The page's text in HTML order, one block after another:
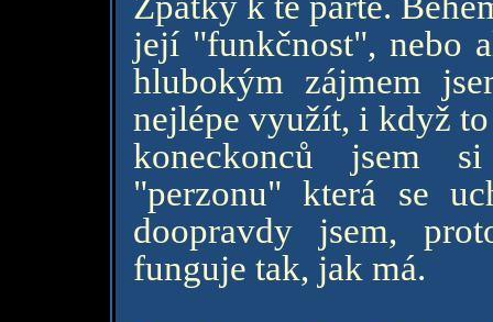
její "funkčnost", nebo
hlubokým zájmem
nejlépe využít, i když
koneckonců jsem
"perzonu" která se
doopravdy jsem,
funguje tak, jak má.